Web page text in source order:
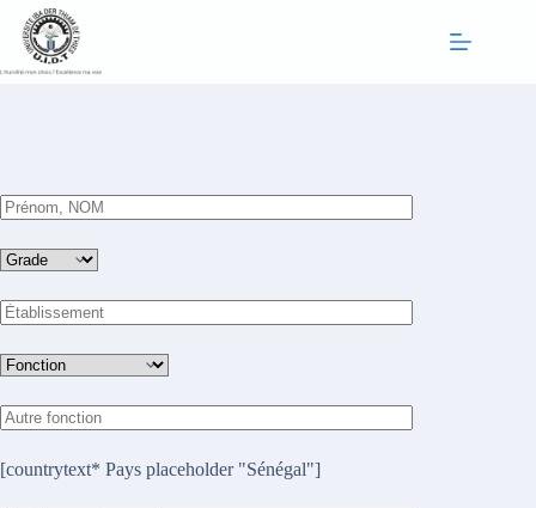
Passer
contenu
[countrytext* Pays placeholder "Sénégal"]